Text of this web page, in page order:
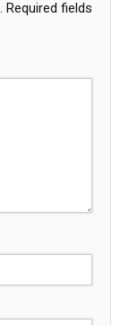
Required fields